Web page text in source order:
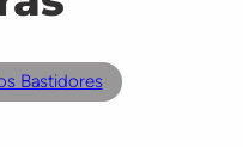
Bastidores